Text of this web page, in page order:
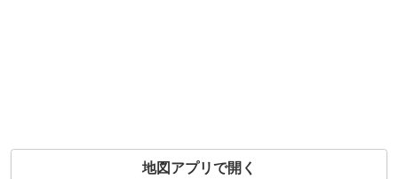
地図アプリで開く